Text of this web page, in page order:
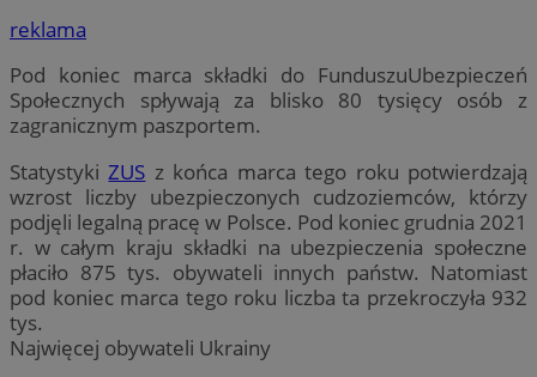
reklama
Pod koniec marca składki do FunduszuUbezpieczeń
Społecznych spływają za blisko 80 tysięcy osób z
zagranicznym paszportem.
Statystyki ZUS z końca marca tego roku potwierdzają
wzrost liczby ubezpieczonych cudzoziemców, którzy
podjęli legalną pracę w Polsce. Pod koniec grudnia 2021
r. w całym kraju składki na ubezpieczenia społeczne
płaciło 875 tys. obywateli innych państw. Natomiast
pod koniec marca tego roku liczba ta przekroczyła 932
tys.
Najwięcej obywateli Ukrainy